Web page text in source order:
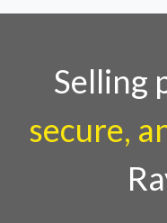
Selling
secure,